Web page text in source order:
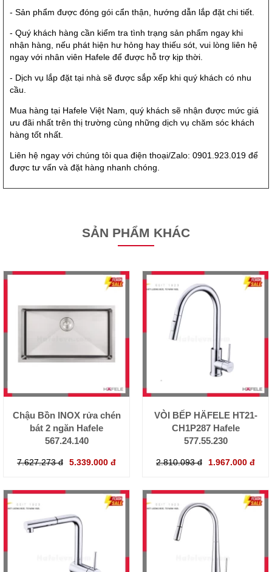
- Sản phẩm được đóng gói cẩn thận, hướng dẫn lắp đặt chi tiết.
- Quý khách hàng cần kiểm tra tình trạng sản phẩm ngay khi
nhận hàng, nếu phát hiện hư hỏng hay thiếu sót, vui lòng liên hệ
ngay với nhân viên Hafele để được hỗ trợ kịp thời.
- Dịch vụ lắp đặt tại nhà sẽ được sắp xếp khi quý khách có nhu
cầu.
Mua hàng tại Hafele Việt Nam, quý khách sẽ nhận được mức giá
ưu đãi nhất trên thị trường cùng những dịch vụ chăm sóc khách
hàng tốt nhất.
Liên hệ ngay với chúng tôi qua điện thoại/Zalo: 0901.923.019 để
được tư vấn và đặt hàng nhanh chóng.
SẢN PHẨM KHÁC
Chậu Bồn INOX rửa chén
bát 2 ngăn Hafele
567.24.140
7.627.273 đ 5.339.000 đ
VÒI BẾP HÄFELE HT21-
CH1P287 Hafele
577.55.230
2.810.093 đ 1.967.000 đ